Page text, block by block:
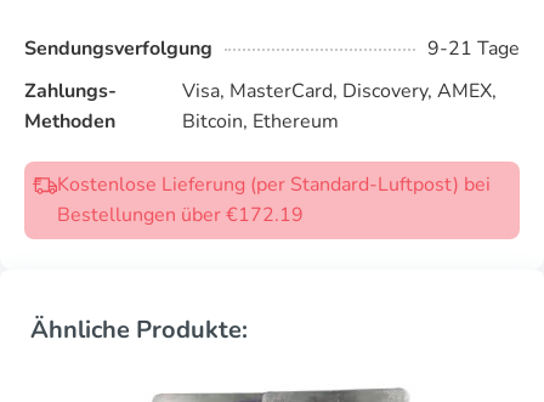
Sendungsverfolgung
9-21 Tage
Zahlungs-
Methoden
Visa, MasterCard, Discovery, AMEX,
Bitcoin, Ethereum
Kostenlose Lieferung (per Standard-Luftpost) bei
Bestellungen über €172.19
Ähnliche Produkte: